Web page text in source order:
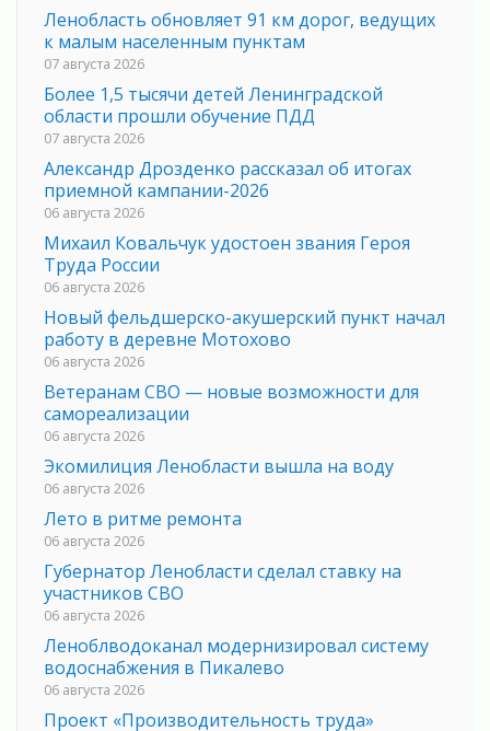
Ленобласть обновляет 91 км дорог, ведущих
к малым населенным пунктам
07 августа 2026
Более 1,5 тысячи детей Ленинградской
области прошли обучение ПДД
07 августа 2026
Александр Дрозденко рассказал об итогах
приемной кампании-2026
06 августа 2026
Михаил Ковальчук удостоен звания Героя
Труда России
06 августа 2026
Новый фельдшерско-акушерский пункт начал
работу в деревне Мотохово
06 августа 2026
Ветеранам СВО — новые возможности для
самореализации
06 августа 2026
Экомилиция Ленобласти вышла на воду
06 августа 2026
Лето в ритме ремонта
06 августа 2026
Губернатор Ленобласти сделал ставку на
участников СВО
06 августа 2026
Леноблводоканал модернизировал систему
водоснабжения в Пикалево
06 августа 2026
Проект «Производительность труда»